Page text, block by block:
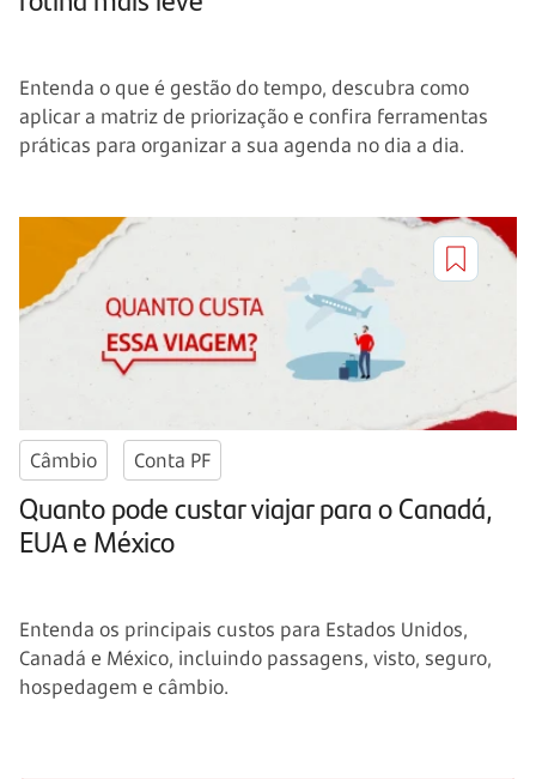
Entenda o que é gestão do tempo, descubra como
aplicar a matriz de priorização e confira ferramentas
práticas para organizar a sua agenda no dia a dia.
Câmbio Conta PF
Quanto pode custar viajar para o Canadá,
EUA e México
Entenda os principais custos para Estados Unidos,
Canadá e México, incluindo passagens, visto, seguro,
hospedagem e câmbio.